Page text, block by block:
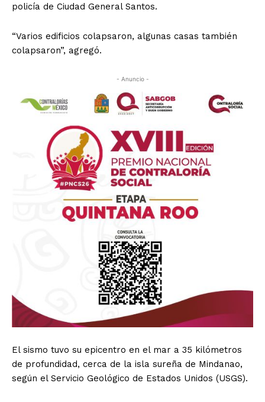
policía de Ciudad General Santos.
“Varios edificios colapsaron, algunas casas también
colapsaron”, agregó.
- Anuncio -
El sismo tuvo su epicentro en el mar a 35 kilómetros
de profundidad, cerca de la isla sureña de Mindanao,
según el Servicio Geológico de Estados Unidos (USGS).